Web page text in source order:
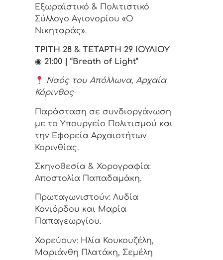
Εξωραϊστικό & Πολιτιστικό
Σύλλογο Αγιονορίου «Ο
Νικηταράς».
ΤΡΙΤΗ 28 & ΤΕΤΑΡΤΗ 29 ΙΟΥΛΙΟΥ
◉ 21:00 | “Breath of Light”
Ναός του Απόλλωνα, Αρχαία
Κόρινθος
Παράσταση σε συνδιοργάνωση
με το Υπουργείο Πολιτισμού και
την Εφορεία Αρχαιοτήτων
Κορινθίας.
Σκηνοθεσία & Χορογραφία:
Αποστολία Παπαδαμάκη.
Πρωταγωνιστούν: Λυδία
Κονιόρδου και Μαρία
Παπαγεωργίου.
Χορεύουν: Ηλία Κουκουζέλη,
Μαριάνθη Πλατάκη, Σεμέλη